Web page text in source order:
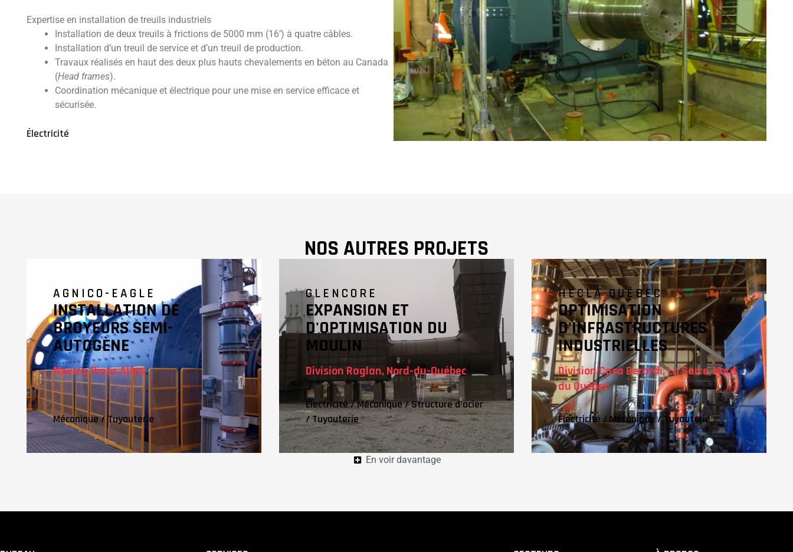
Expertise en installation de treuils industriels
Installation de deux treuils à frictions de 5000 mm (16’) à quatre câbles.
Installation d’un treuil de service et d’un treuil de production.
Travaux réalisés en haut des deux plus hauts chevalements en béton au Canada
(Head frames).
Coordination mécanique et électrique pour une mise en service efficace et
sécurisée.
Électricité
NOS AUTRES PROJETS
AGNICO-EAGLE
INSTALLATION DE
BROYEURS SEMI-
AUTOGÈNE
Mexico, Pinos Altos
Mécanique/Tuyauterie
GLENCORE
EXPANSION ET
D'OPTIMISATION DU
MOULIN
Division Raglan, Nord-du-Québec
Électricité/Mécanique/Structure d’acier
/Tuyauterie
HECLA QUÉBEC
OPTIMISATION
D'INFRASTRUCTURES
INDUSTRIELLES
Division Casa Berardi, La Sarre, Nord
du Québec
Électricité/Mécanique/Tuyauterie
En voir davantage